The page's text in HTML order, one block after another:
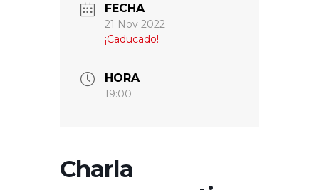
FECHA
21 Nov 2022
¡Caducado!
HORA
19:00
Charla